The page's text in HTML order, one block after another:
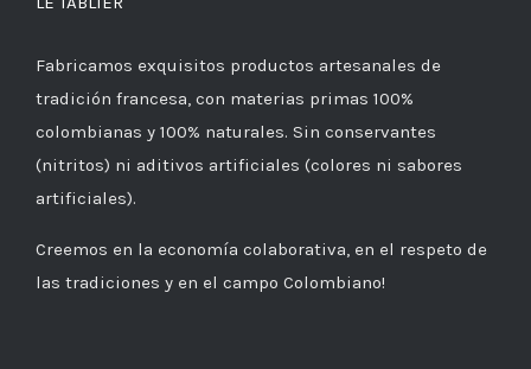
Fabricamos exquisitos productos artesanales de
tradición francesa, con materias primas 100%
colombianas y 100% naturales. Sin conservantes
(nitritos) ni aditivos artificiales (colores ni sabores
artificiales).
Creemos en la economía colaborativa, en el respeto de
las tradiciones y en el campo Colombiano!